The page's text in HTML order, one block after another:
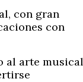
con gran
con
al arte musical